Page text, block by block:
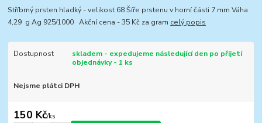
Stříbrný prsten hladký - velikost 68 Šíře prstenu v horní části 7 mm Váha
4,29 g Ag 925/1000 Akční cena - 35 Kč za gram celý popis
Dostupnost
skladem - expedujeme následující den po přijetí
objednávky - 1 ks
Nejsme plátci DPH
150 Kč/ks